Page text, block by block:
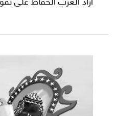
بحسب كريستوفر
هاوس"(*).